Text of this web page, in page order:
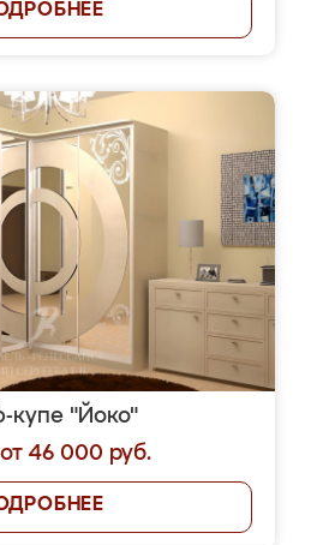
купе "Йоко"
46 000 руб.